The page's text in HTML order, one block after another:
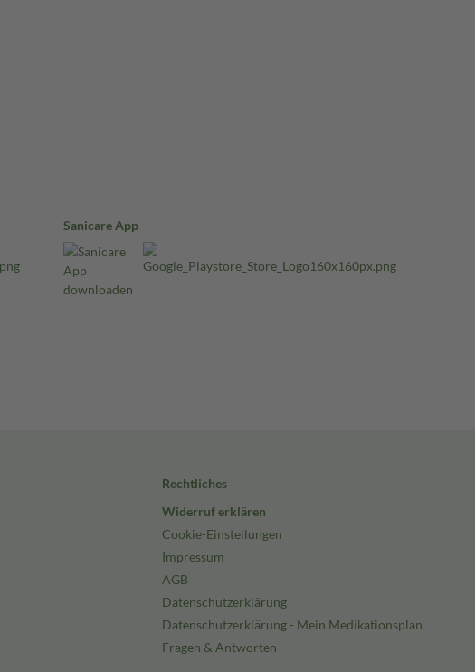
Sanicare App
Rechtliches
Widerruf erklären
Cookie-Einstellungen
Impressum
AGB
Datenschutzerklärung
Datenschutzerklärung - Mein Medikationsplan
Fragen & Antworten